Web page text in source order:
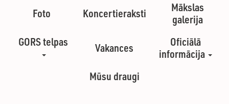
Foto Koncertieraksti
Mākslas
galerija
GORS telpas
Vakances
Oficiālā
informācija
Mūsu draugi